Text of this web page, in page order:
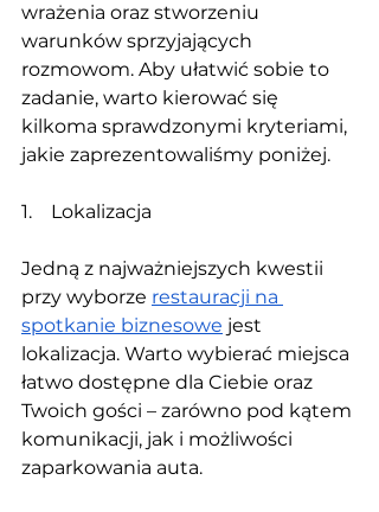
wrażenia oraz stworzeniu
warunków sprzyjających
rozmowom. Aby ułatwić sobie to
zadanie, warto kierować się
kilkoma sprawdzonymi kryteriami,
jakie zaprezentowaliśmy poniżej.
1.    Lokalizacja
Jedną z najważniejszych kwestii
przy wyborze restauracji na
spotkanie biznesowe jest
lokalizacja. Warto wybierać miejsca
łatwo dostępne dla Ciebie oraz
Twoich gości – zarówno pod kątem
komunikacji, jak i możliwości
zaparkowania auta.